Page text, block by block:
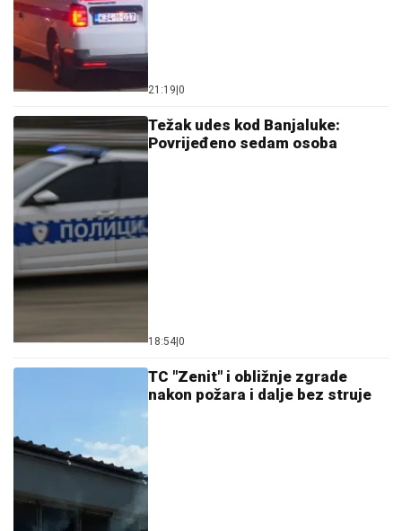
21:19 0
Težak udes kod Banjaluke:
Povrijeđeno sedam osoba
18:54 0
TC "Zenit" i obližnje zgrade
nakon požara i dalje bez struje